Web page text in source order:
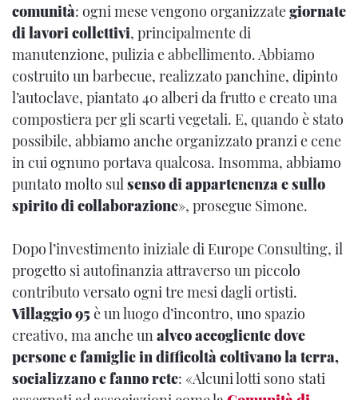
comunità: ogni mese vengono organizzategiornate
di lavori collettivi, principalmente di
manutenzione, pulizia e abbellimento. Abbiamo
costruito un barbecue, realizzato panchine, dipinto
l’autoclave, piantato 40 alberi da frutto e creato una
compostiera per gli scarti vegetali. E, quando è stato
possibile, abbiamo anche organizzato pranzi e cene
in cui ognuno portava qualcosa. Insomma, abbiamo
puntato molto sulsenso di appartenenza e sullo
spirito di collaborazione», prosegue Simone.
Dopo l’investimento iniziale di Europe Consulting, il
progetto si autofinanzia attraverso un piccolo
contributo versato ogni tre mesi dagli ortisti.
Villaggio 95è un luogo d’incontro, uno spazio
creativo, ma anche unalveo accogliente dove
persone e famiglie in difficoltà coltivano la terra,
socializzano e fanno rete: «Alcuni lotti sono stati